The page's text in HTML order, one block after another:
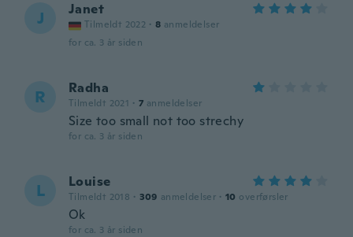
J Janet
Tilmeldt 2022 · 8 anmeldelser
for ca. 3 år siden
R Radha
Tilmeldt 2021 · 7 anmeldelser
Size too small not too strechy
for ca. 3 år siden
L Louise
Tilmeldt 2018 · 309 anmeldelser · 10 overførsler
Ok
for ca. 3 år siden